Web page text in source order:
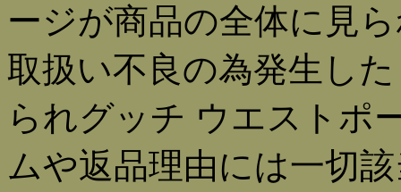
ージが商品の全体に見
取扱い不良の為発生し
られグッチ ウエストポ
ムや返品理由には一切